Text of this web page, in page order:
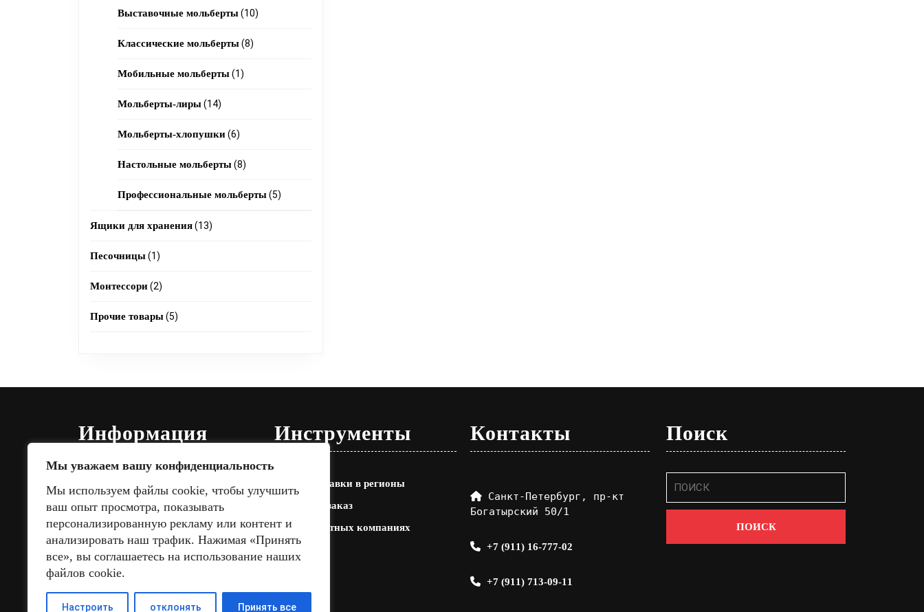
Мы уважаем вашу конфиденциальность
Мы используем файлы cookie, чтобы улучшить
ваш опыт просмотра, показывать
персонализированную рекламу или контент и
анализировать наш трафик. Нажимая «Принять
все», вы соглашаетесь на использование наших
файлов cookie.
Настроить отклонять Принять все
products
Выставочные мольберты 1010
Классические мольберты 88
Мобильные мольберты 11
Мольберты-лиры 1414
products
Мольберты-хлопушки 66
products
Настольные мольберты 88
products
Профессиональные мольберты 55
Ящики для хранения 1313
Песочницы 11
product
Монтессори 22
products
Прочие товары 55
Информация
Оплата
Инструменты
Расчет доставки в регионы
Отследить заказ
О транспортных компаниях
Контакты
Санкт-Петербург, пр-кт
Богатырский 50/1
+7 (911) 16-777-02
+7 (911) 713-09-11
Поиск